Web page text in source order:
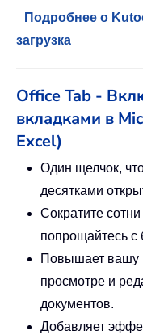
Подробнее о
загрузка
Office Tab -
вкладками в
Excel)
Один щелчок,
десятками
Сократите
попрощайтесь
Повышает вашу
просмотре и
документов.
Добавляет